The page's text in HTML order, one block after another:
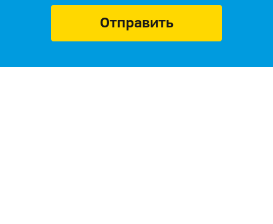
Отправить